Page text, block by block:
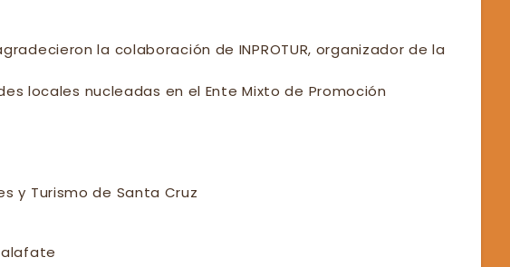
la colaboración de INPROTUR, organizador de la
locales nucleadas en el Ente Mixto de Promoción
y Turismo de Santa Cruz